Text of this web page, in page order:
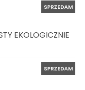
SPRZEDAM
EKOLOGICZNIE
SPRZEDAM